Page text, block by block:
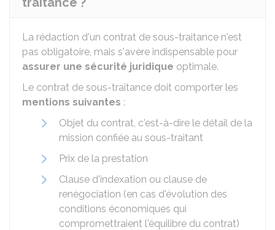
La rédaction d'un contrat de sous-traitance n'est
pas obligatoire, mais s'avère indispensable pour
assurer une sécurité juridique optimale.
Le contrat de sous-traitance doit comporter les
mentions suivantes :
Objet du contrat, c'est-à-dire le détail de la
mission confiée au sous-traitant
Prix de la prestation
Clause d'indexation ou clause de
renégociation (en cas d'évolution des
conditions économiques qui
compromettraient l'équilibre du contrat)